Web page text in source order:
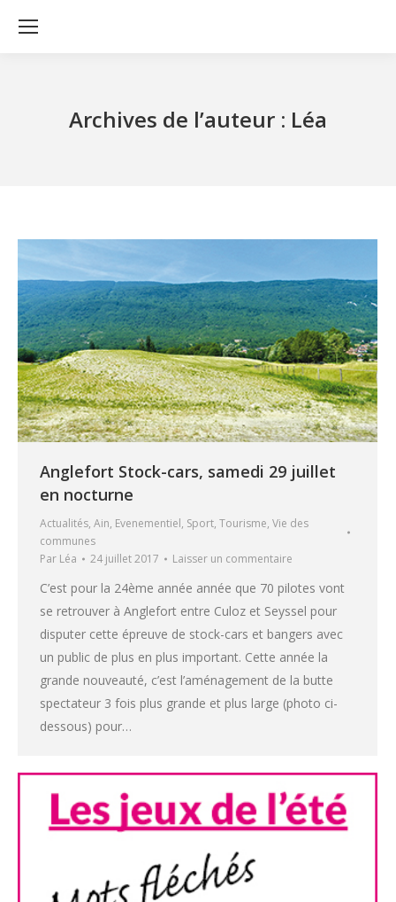
Archives de l’auteur : Léa
Anglefort Stock-cars, samedi 29 juillet
en nocturne
Actualités, Ain, Evenementiel, Sport, Tourisme, Vie des
communes
Par Léa 24 juillet 2017 Laisser un commentaire
C’est pour la 24ème année année que 70 pilotes vont
se retrouver à Anglefort entre Culoz et Seyssel pour
disputer cette épreuve de stock-cars et bangers avec
un public de plus en plus important. Cette année la
grande nouveauté, c’est l’aménagement de la butte
spectateur 3 fois plus grande et plus large (photo ci-
dessous) pour…